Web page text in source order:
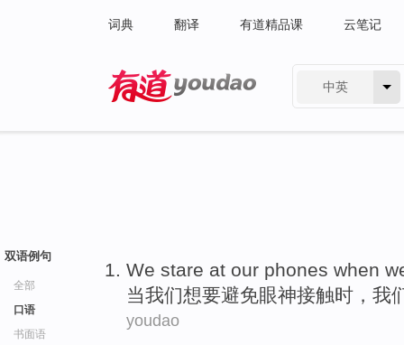
词典 翻译 有道精品课 云笔记
中英
双语例句
全部
口语
书面语
We stare at our phones when
当我们想要避免眼神接触时，我
youdao